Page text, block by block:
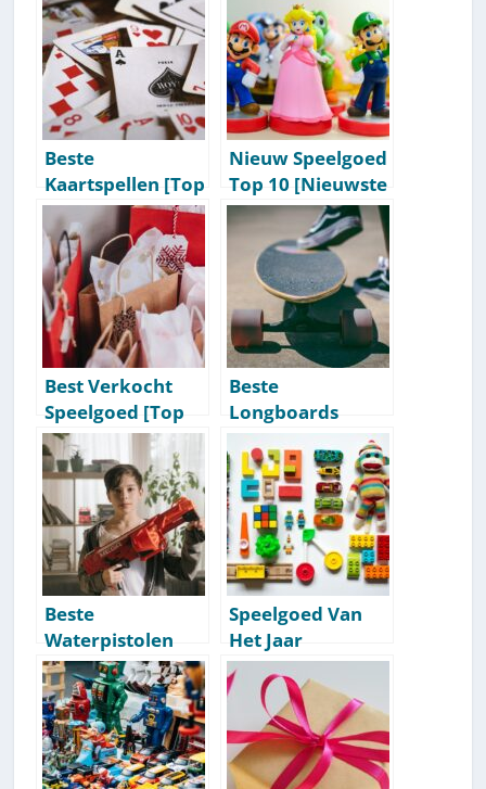
Beste
Kaartspellen [Top
10 Aanraders]
[2026 Update]
Nieuw Speelgoed
Top 10 [Nieuwste
Overzicht] [2026
Update]
Best Verkocht
Speelgoed [Top
10 Bestsellers]
[2026 Update]
Beste
Longboards
[2026 Update]
[Top 10]
Beste
Waterpistolen
[2026] [Top 10
Beste Keuzes]
Speelgoed Van
Het Jaar
[Compleet
Overzicht Per
Jaar]